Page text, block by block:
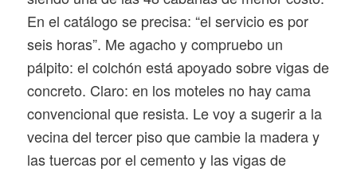
En el catálogo se precisa: “el servicio es por
seis horas”. Me agacho y compruebo un
pálpito: el colchón está apoyado sobre vigas de
concreto. Claro: en los moteles no hay cama
convencional que resista. Le voy a sugerir a la
vecina del tercer piso que cambie la madera y
las tuercas por el cemento y las vigas de